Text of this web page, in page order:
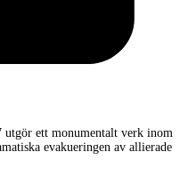
utgör ett monumentalt verk inom
evakueringen av allierade